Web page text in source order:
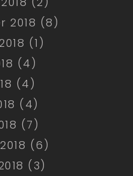
2018 (8)
(1)
(4)
(4)
(4)
(7)
(6)
(3)